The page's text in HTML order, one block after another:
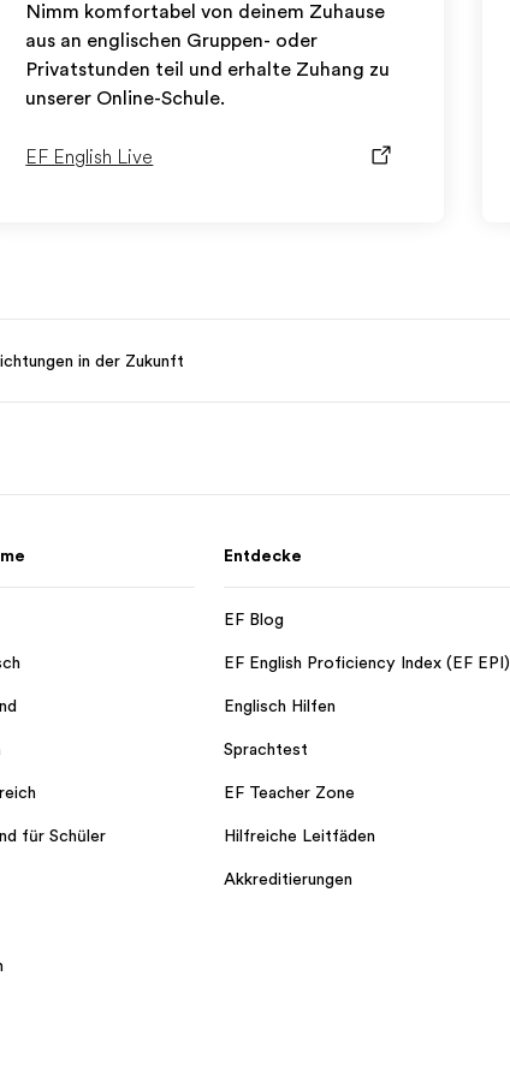
Nimm komfortabel von deinem Zuhause
aus an englischen Gruppen- oder
Privatstunden teil und erhalte Zuhang zu
unserer Online-Schule.
EF English Live
in der Zukunft
für Schüler
Entdecke
EF Blog
EF English Proficiency Index (EF EPI)
Englisch Hilfen
Sprachtest
EF Teacher Zone
Hilfreiche Leitfäden
Akkreditierungen